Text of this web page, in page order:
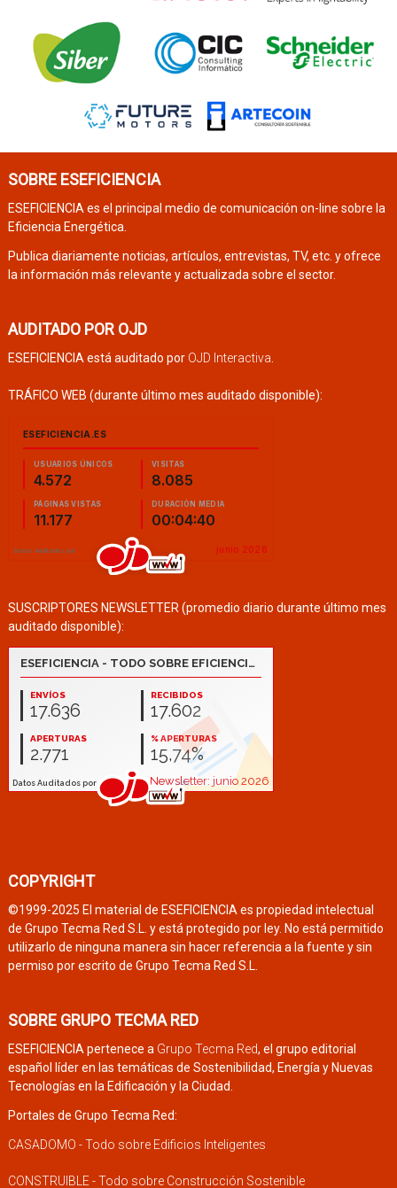
SOBRE ESEFICIENCIA
ESEFICIENCIA es el principal medio de comunicación on-line sobre la
Eficiencia Energética.
Publica diariamente noticias, artículos, entrevistas, TV, etc. y ofrece
la información más relevante y actualizada sobre el sector.
AUDITADO POR OJD
ESEFICIENCIA está auditado por OJD Interactiva.
TRÁFICO WEB (durante último mes auditado disponible):
SUSCRIPTORES NEWSLETTER (promedio diario durante último mes
auditado disponible):
COPYRIGHT
©1999-2025 El material de ESEFICIENCIA es propiedad intelectual
de Grupo Tecma Red S.L. y está protegido por ley. No está permitido
utilizarlo de ninguna manera sin hacer referencia a la fuente y sin
permiso por escrito de Grupo Tecma Red S.L.
SOBRE GRUPO TECMA RED
ESEFICIENCIA pertenece a Grupo Tecma Red, el grupo editorial
español líder en las temáticas de Sostenibilidad, Energía y Nuevas
Tecnologías en la Edificación y la Ciudad.
Portales de Grupo Tecma Red:
CASADOMO - Todo sobre Edificios Inteligentes
CONSTRUIBLE - Todo sobre Construcción Sostenible